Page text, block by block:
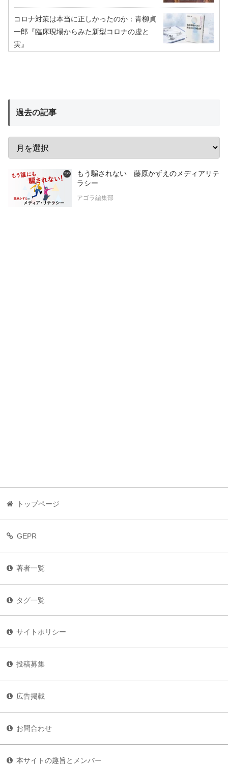
コロナ対策は本当に正しかったのか：青柳貞
一郎『臨床現場からみた新型コロナの虚と
実』
過去の記事
もう騙されない 藤原かずえのメディアリテ
ラシー
アゴラ編集部
トップページ
GEPR
著者一覧
タグ一覧
サイトポリシー
投稿募集
広告掲載
お問合わせ
本サイトの趣旨とメンバー